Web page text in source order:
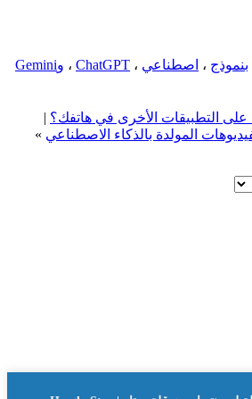
بنموذج ، اصطناعي ، ChatGPT ، وGemini
التطبيقات الأخرى في هاتفك؟ |
المولدة بالذكاء الاصطناعي »